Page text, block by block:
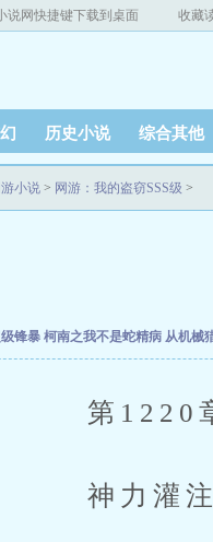
说网快捷键下载到桌面 收藏
历史小说 综合其他
游小说 > 网游：我的盗窃SSS级 >
锋暴 柯南之我不是蛇精病 从机械
第1220章
神力灌注